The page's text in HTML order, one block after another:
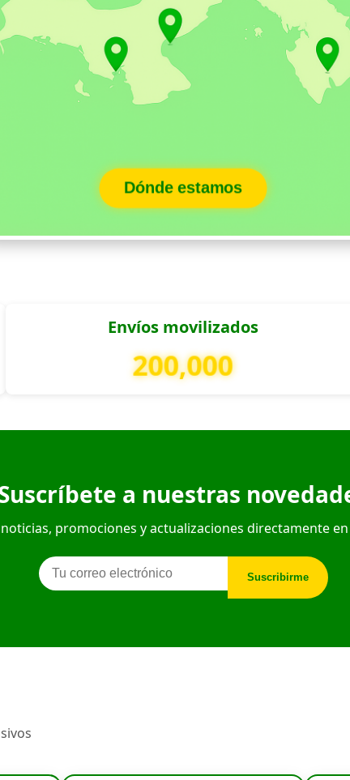
Dónde estamos
Envíos movilizados
200,000
a nuestras
noticias, promociones y actualizaciones directamente
Suscribirme